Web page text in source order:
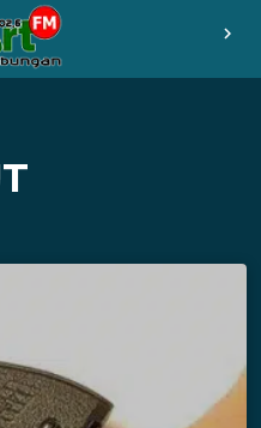
chevron_right